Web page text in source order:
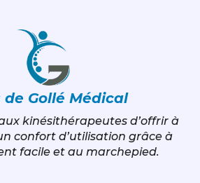
de Gollé Médical
kinésithérapeutes d’offrir à
confort d’utilisation grâce à
facile et au marchepied.